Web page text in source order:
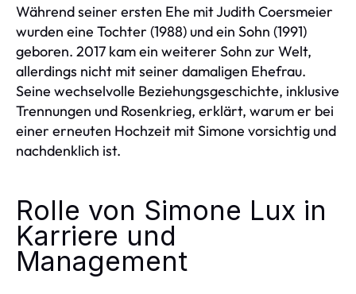
Während seiner ersten Ehe mit Judith Coersmeier
wurden eine Tochter (1988) und ein Sohn (1991)
geboren. 2017 kam ein weiterer Sohn zur Welt,
allerdings nicht mit seiner damaligen Ehefrau.
Seine wechselvolle Beziehungsgeschichte, inklusive
Trennungen und Rosenkrieg, erklärt, warum er bei
einer erneuten Hochzeit mit Simone vorsichtig und
nachdenklich ist.
Rolle von Simone Lux in
Karriere und
Management